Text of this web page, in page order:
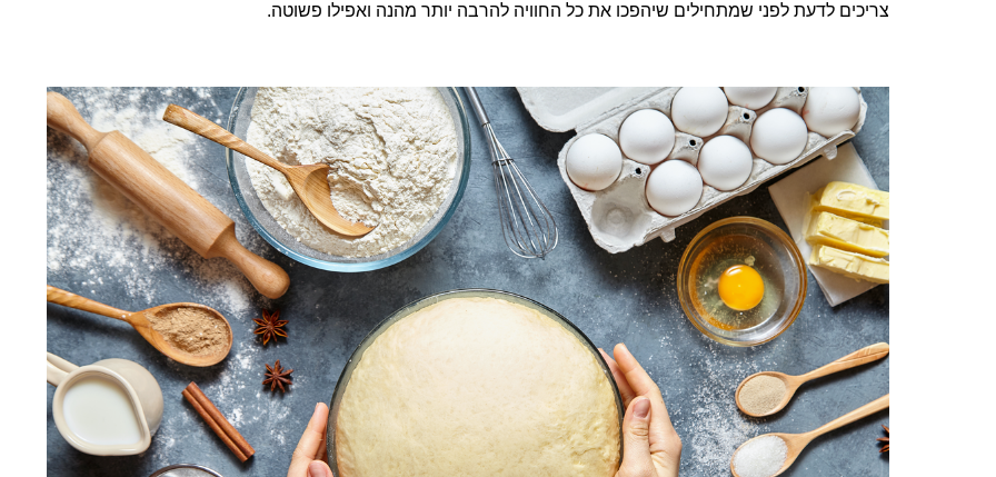
צריכים לדעת לפני שמתחילים שיהפכו את כל החוויה להרבה יותר מהנה ואפילו פשוטה.